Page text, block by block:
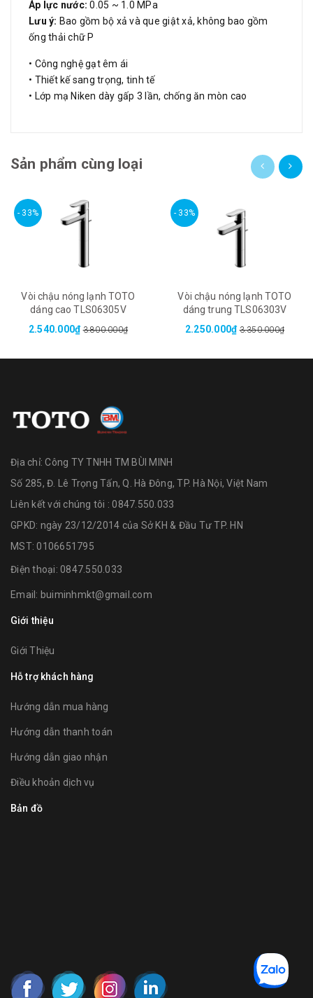
Áp lực nước: 0.05 ~ 1.0 MPa
Lưu ý: Bao gồm bộ xả và que giật xả, không bao gồm
ống thải chữ P
• Công nghệ gạt êm ái
• Thiết kế sang trọng, tinh tế
• Lớp mạ Niken dày gấp 3 lần, chống ăn mòn cao
Sản phẩm cùng loại
- 33%
Vòi chậu nóng lạnh TOTO
dáng cao TLS06305V
2.540.000₫ 3.800.000₫
- 33%
Vòi chậu nóng lạnh TOTO
dáng trung TLS06303V
2.250.000₫ 3.350.000₫
Địa chỉ:Công TY TNHH TM BÙI MINH
Số 285, Đ. Lê Trọng Tấn, Q. Hà Đông, TP. Hà Nội, Việt Nam
Liên kết với chúng tôi : 0847.550.033
GPKD: ngày 23/12/2014 của Sở KH & Đầu Tư TP. HN
MST: 0106651795
Điện thoại: 0847.550.033
Email: buiminhmkt@gmail.com
Giới thiệu
Giới Thiệu
Hỗ trợ khách hàng
Hướng dẫn mua hàng
Hướng dẫn thanh toán
Hướng dẫn giao nhận
Điều khoản dịch vụ
Bản đồ